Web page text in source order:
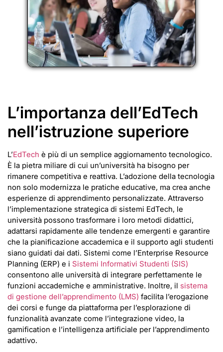
L’importanza dell’EdTech
nell’istruzione superiore
L’EdTech è più di un semplice aggiornamento tecnologico.
È la pietra miliare di cui un’università ha bisogno per
rimanere competitiva e reattiva. L’adozione della tecnologia
non solo modernizza le pratiche educative, ma crea anche
esperienze di apprendimento personalizzate. Attraverso
l’implementazione strategica di sistemi EdTech, le
università possono trasformare i loro metodi didattici,
adattarsi rapidamente alle tendenze emergenti e garantire
che la pianificazione accademica e il supporto agli studenti
siano guidati dai dati. Sistemi come l’Enterprise Resource
Planning (ERP) e i Sistemi Informativi Studenti (SIS)
consentono alle università di integrare perfettamente le
funzioni accademiche e amministrative. Inoltre, il sistema
di gestione dell’apprendimento (LMS) facilita l’erogazione
dei corsi e funge da piattaforma per l’esplorazione di
funzionalità avanzate come l’integrazione video, la
gamification e l’intelligenza artificiale per l’apprendimento
adattivo.